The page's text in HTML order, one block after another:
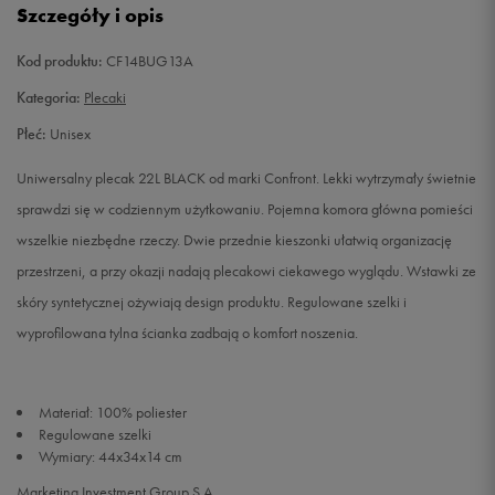
Szczegóły i opis
Kod produktu: CF14BUG13A
Kategoria: Plecaki
Płeć: Unisex
Uniwersalny plecak 22L BLACK od marki Confront. Lekki wytrzymały świetnie
sprawdzi się w codziennym użytkowaniu. Pojemna komora główna pomieści
wszelkie niezbędne rzeczy. Dwie przednie kieszonki ułatwią organizację
przestrzeni, a przy okazji nadają plecakowi ciekawego wyglądu. Wstawki ze
skóry syntetycznej ożywiają design produktu. Regulowane szelki i
wyprofilowana tylna ścianka zadbają o komfort noszenia.
Materiał: 100% poliester
Regulowane szelki
Wymiary: 44x34x14 cm